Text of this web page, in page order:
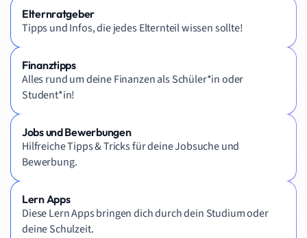
Elternratgeber
Tipps und Infos, die jedes Elternteil wissen sollte!
Finanztipps
Alles rund um deine Finanzen als Schüler*in oder
Student*in!
Jobs und Bewerbungen
Hilfreiche Tipps & Tricks für deine Jobsuche und
Bewerbung.
Lern Apps
Diese Lern Apps bringen dich durch dein Studium oder
deine Schulzeit.